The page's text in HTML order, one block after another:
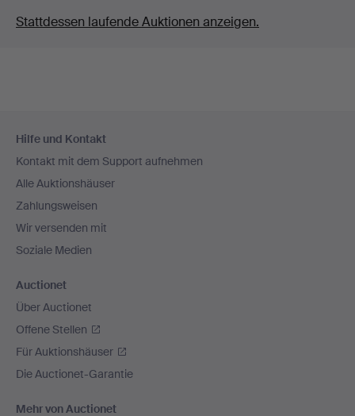
Stattdessen laufende Auktionen anzeigen.
Navigation
Hilfe und Kontakt
Kontakt mit dem Support aufnehmen
Alle Auktionshäuser
Zahlungsweisen
Wir versenden mit
Soziale Medien
Auctionet
Über Auctionet
Offene Stellen
Für Auktionshäuser
Die Auctionet-Garantie
Mehr von Auctionet